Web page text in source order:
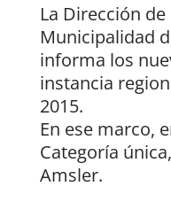
La Dirección
Municipalidad
informa los
instancia
2015.
En ese marco,
Categoría
Amsler.